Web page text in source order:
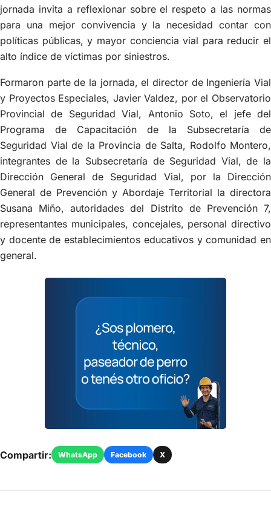
jornada invita a reflexionar sobre el respeto a las normas
para una mejor convivencia y la necesidad contar con
políticas públicas, y mayor conciencia vial para reducir el
alto índice de víctimas por siniestros.
Formaron parte de la jornada, el director de Ingeniería Vial
y Proyectos Especiales, Javier Valdez, por el Observatorio
Provincial de Seguridad Vial, Antonio Soto, el jefe del
Programa de Capacitación de la Subsecretaría de
Seguridad Vial de la Provincia de Salta, Rodolfo Montero,
integrantes de la Subsecretaría de Seguridad Vial, de la
Dirección General de Seguridad Vial, por la Dirección
General de Prevención y Abordaje Territorial la directora
Susana Miño, autoridades del Distrito de Prevención 7,
representantes municipales, concejales, personal directivo
y docente de establecimientos educativos y comunidad en
general.
Compartir: WhatsApp Facebook X